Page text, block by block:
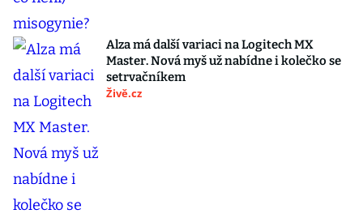
Alza má další variaci na Logitech MX
Master. Nová myš už nabídne i kolečko se
setrvačníkem
Živě.cz